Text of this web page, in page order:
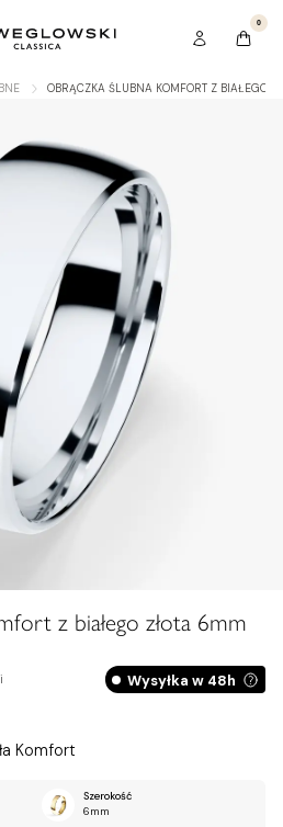
0
OBRĄCZKA ŚLUBNA KOMFORT Z BIAŁEGO
z białego złota 6mm
Wysyłka w 48h
Komfort
Szerokość
6mm